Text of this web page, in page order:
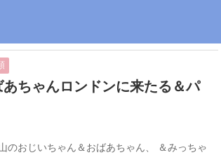
ちゃんロンドンに来たる＆パ
のおじいちゃん＆おばあちゃん、 ＆みっちゃ